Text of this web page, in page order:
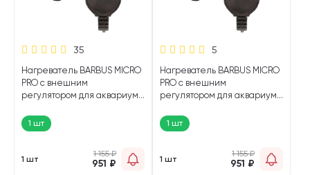
35
Нагреватель BARBUS MICRO
PRO с внешним
регулятором для аквариума
1 шт
1 шт
1 155₽
951 ₽
5
Нагреватель BARBUS MICRO
PRO с внешним
регулятором для аквариума
1 шт
1 шт
1 155₽
951 ₽